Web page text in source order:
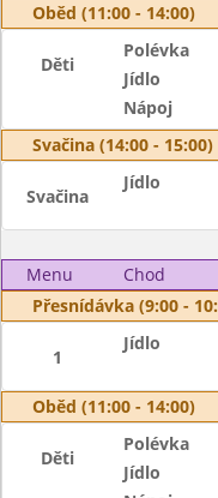
Oběd (11:00 - 14:00)
Děti
Polévka
Jídlo
Nápoj
Svačina (14:00 - 15:00)
Svačina
Jídlo
Menu Chod
Přesnídávka (9:00 -
1
Jídlo
Oběd (11:00 - 14:00)
Děti
Polévka
Jídlo